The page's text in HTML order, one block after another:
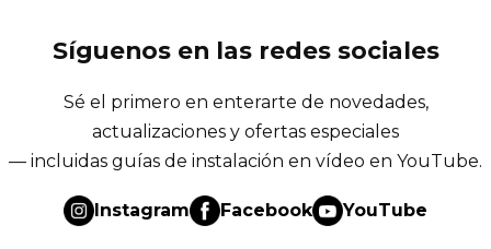
Síguenos en las redes sociales
Sé el primero en enterarte de novedades,
actualizaciones y ofertas especiales
— incluidas guías de instalación en vídeo en YouTube.
Instagram Facebook YouTube